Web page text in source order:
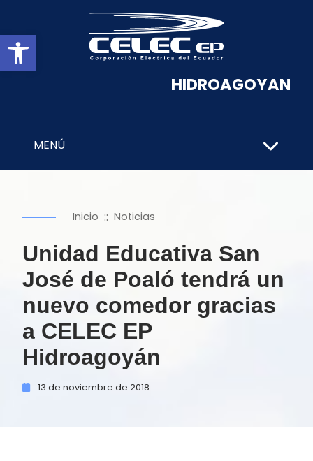
Abrir barra de herramientas
HIDROAGOYAN
MENÚ
Inicio :: Noticias
Unidad Educativa San
José de Poaló tendrá un
nuevo comedor gracias
a CELEC EP
Hidroagoyán
13 de noviembre de 2018